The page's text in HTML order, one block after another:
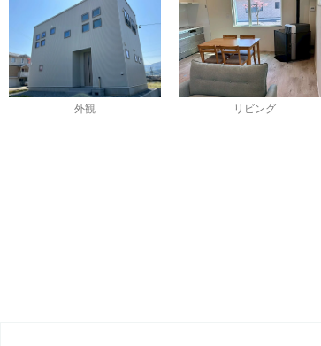
外観 リビング